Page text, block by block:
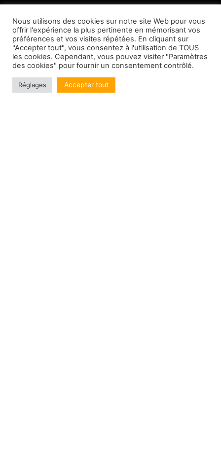
Nous utilisons des cookies sur notre site Web pour vous
offrir l'expérience la plus pertinente en mémorisant vos
préférences et vos visites répétées. En cliquant sur
"Accepter tout", vous consentez à l'utilisation de TOUS
les cookies. Cependant, vous pouvez visiter "Paramètres
des cookies" pour fournir un consentement contrôlé.
Réglages Accepter tout